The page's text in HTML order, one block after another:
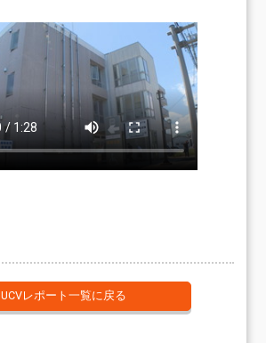
UCVレポート一覧に戻る